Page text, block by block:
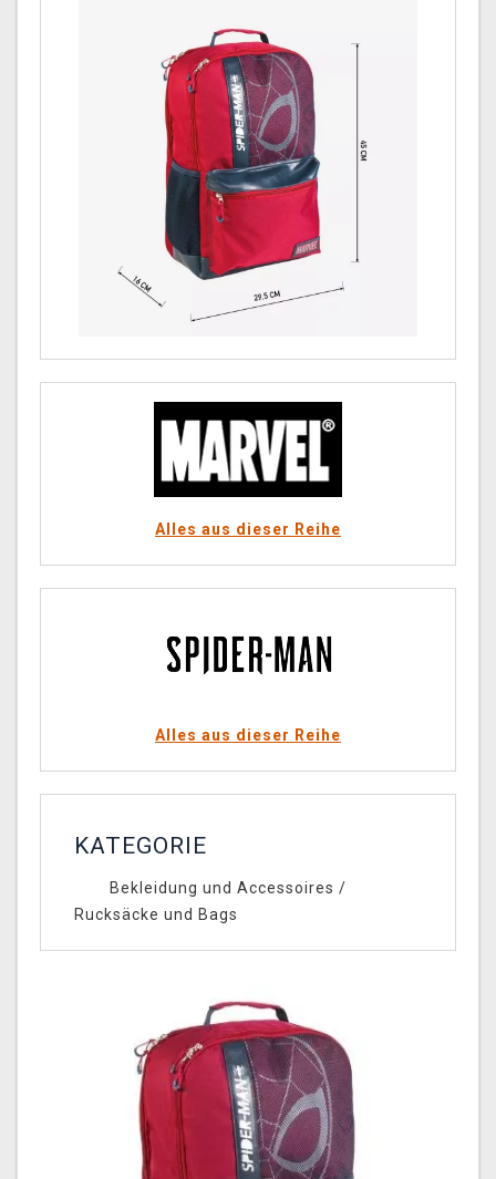
Alles aus dieser Reihe
Alles aus dieser Reihe
KATEGORIE
Bekleidung und Accessoires /
Rucksäcke und Bags